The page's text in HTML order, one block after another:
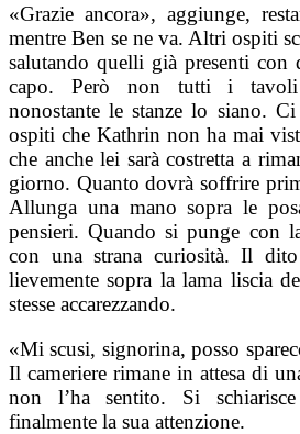
«Grazie ancora», aggiunge,
mentre Ben se ne va. Altri ospiti
salutando quelli già presenti con
capo. Però non tutti i tavoli
nonostante le stanze lo siano.
ospiti che Kathrin non ha mai
che anche lei sarà costretta a
giorno. Quanto dovrà soffrire
Allunga una mano sopra le
pensieri. Quando si punge con
con una strana curiosità. Il
lievemente sopra la lama liscia
stesse accarezzando.
«Mi scusi, signorina, posso
Il cameriere rimane in attesa di
non l’ha sentito. Si
finalmente la sua attenzione.